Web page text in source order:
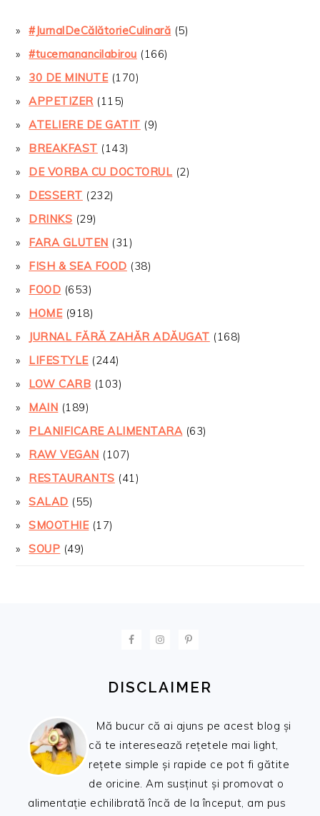
#JurnalDeCălătorieCulinară (5)
#tucemanancilabirou (166)
30 DE MINUTE(170)
APPETIZER(115)
ATELIERE DE GATIT (9)
BREAKFAST (143)
DE VORBA CU DOCTORUL (2)
DESSERT (232)
DRINKS (29)
FARA GLUTEN (31)
FISH & SEA FOOD (38)
FOOD (653)
HOME(918)
JURNAL FĂRĂ ZAHĂR ADĂUGAT (168)
LIFESTYLE(244)
LOW CARB (103)
MAIN (189)
PLANIFICARE ALIMENTARA(63)
RAW VEGAN (107)
RESTAURANTS (41)
SALAD (55)
SMOOTHIE(17)
SOUP (49)
DISCLAIMER
Mă bucur că ai ajuns pe acest blog și
că te interesează rețetele mai light,
rețete simple și rapide ce pot fi gătite
de oricine. Am susținut și promovat o
alimentație echilibrată încă de la început, am pus